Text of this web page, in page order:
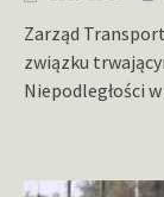
Zarząd
związku
Niepodległości